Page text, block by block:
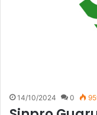
14/10/2024 0